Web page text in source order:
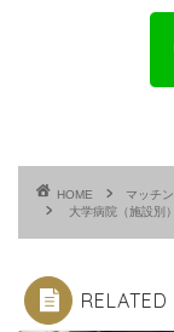
HOME マッチ
大学病院（施設別